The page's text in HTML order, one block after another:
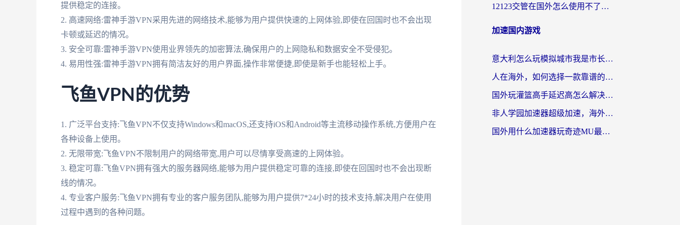
提供稳定的连接。
2. 高速网络:雷神手游VPN采用先进的网络技术,能够为用户提供快速的上网体验,即使在回国时也不会出现
卡顿或延迟的情况。
3. 安全可靠:雷神手游VPN使用业界领先的加密算法,确保用户的上网隐私和数据安全不受侵犯。
4. 易用性强:雷神手游VPN拥有简洁友好的用户界面,操作非常便捷,即使是新手也能轻松上手。
飞鱼VPN的优势
1. 广泛平台支持:飞鱼VPN不仅支持Windows和macOS,还支持iOS和Android等主流移动操作系统,方便用户在
各种设备上使用。
2. 无限带宽:飞鱼VPN不限制用户的网络带宽,用户可以尽情享受高速的上网体验。
3. 稳定可靠:飞鱼VPN拥有强大的服务器网络,能够为用户提供稳定可靠的连接,即使在回国时也不会出现断
线的情况。
4. 专业客户服务:飞鱼VPN拥有专业的客户服务团队,能够为用户提供7*24小时的技术支持,解决用户在使用
过程中遇到的各种问题。
12123交管在国外怎么使用不了？海外华人必看的无缝访问国内资源指南
加速国内游戏
意大利怎么玩模拟城市我是市长？海外党国服游戏加速终极攻略（附三国3量子特攻解决办法）
人在海外，如何选择一款靠谱的玩剑灵2加速器？
国外玩灌篮高手延迟高怎么解决？海外玩家国服游戏加速终极指南
非人学园加速器超级加速，海外玩家重返国服的通行证
国外用什么加速器玩奇迹MU最好？2026海外玩家国服游戏加速全攻略